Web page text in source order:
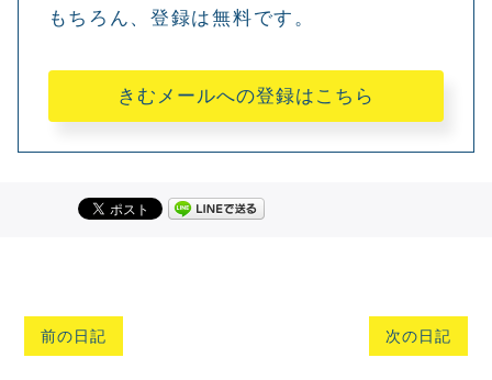
もちろん、登録は無料です。
きむメールへの登録はこちら
前の日記 次の日記